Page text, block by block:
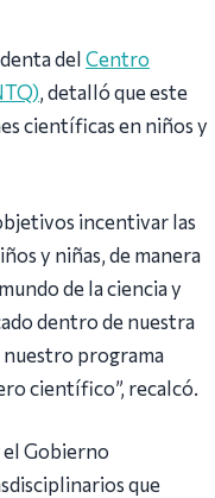
del Centro
, detalló que este
científicas en niños y
incentivar las
y niñas, de manera
de la ciencia y
dentro de nuestra
nuestro programa
científico”, recalcó.
Gobierno
que